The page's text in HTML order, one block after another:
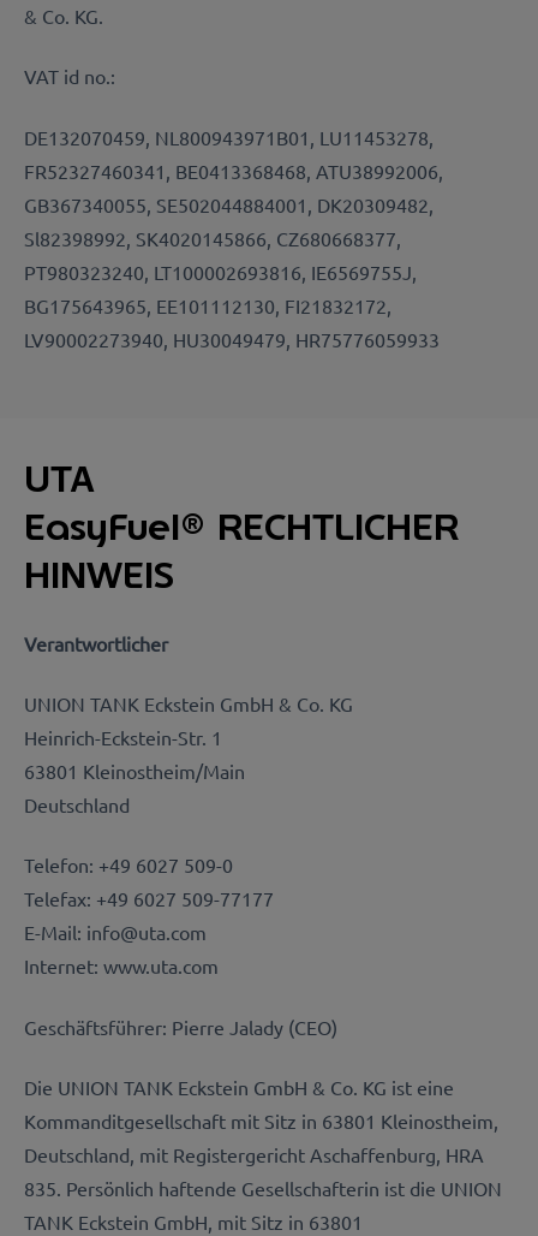
& Co. KG.
VAT id no.:
DE132070459, NL800943971B01, LU11453278,
FR52327460341, BE0413368468, ATU38992006,
GB367340055, SE502044884001, DK20309482,
Sl82398992, SK4020145866, CZ680668377,
PT980323240, LT100002693816, IE6569755J,
BG175643965, EE101112130, FI21832172,
LV90002273940, HU30049479, HR75776059933
UTA
EasyFuel® RECHTLICHER
HINWEIS
Verantwortlicher
UNION TANK Eckstein GmbH & Co. KG
Heinrich-Eckstein-Str. 1
63801 Kleinostheim/Main
Deutschland
Telefon: +49 6027 509-0
Telefax: +49 6027 509-77177
E-Mail: info@uta.com
Internet: www.uta.com
Geschäftsführer: Pierre Jalady (CEO)
Die UNION TANK Eckstein GmbH & Co. KG ist eine
Kommanditgesellschaft mit Sitz in 63801 Kleinostheim,
Deutschland, mit Registergericht Aschaffenburg, HRA
835. Persönlich haftende Gesellschafterin ist die UNION
TANK Eckstein GmbH, mit Sitz in 63801